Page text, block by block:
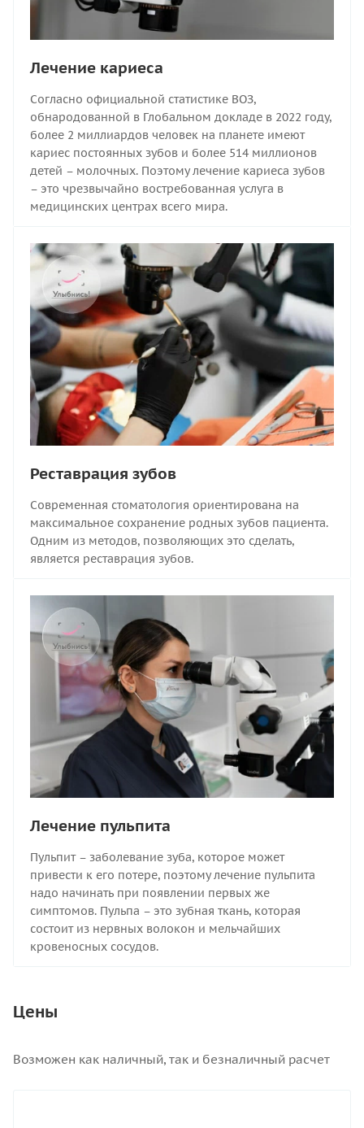
Лечение кариеса
Согласно официальной статистике ВОЗ,
обнародованной в Глобальном докладе в 2022 году,
более 2 миллиардов человек на планете имеют
кариес постоянных зубов и более 514 миллионов
детей – молочных. Поэтому лечение кариеса зубов
– это чрезвычайно востребованная услуга в
медицинских центрах всего мира.
Реставрация зубов
Современная стоматология ориентирована на
максимальное сохранение родных зубов пациента.
Одним из методов, позволяющих это сделать,
является реставрация зубов.
Лечение пульпита
Пульпит – заболевание зуба, которое может
привести к его потере, поэтому лечение пульпита
надо начинать при появлении первых же
симптомов. Пульпа – это зубная ткань, которая
состоит из нервных волокон и мельчайших
кровеносных сосудов.
Цены
Возможен как наличный, так и безналичный расчет